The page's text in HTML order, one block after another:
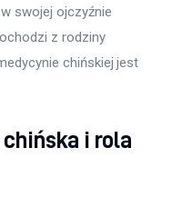
swojej ojczyźnie
z rodziny
chińskiej jest
i rola